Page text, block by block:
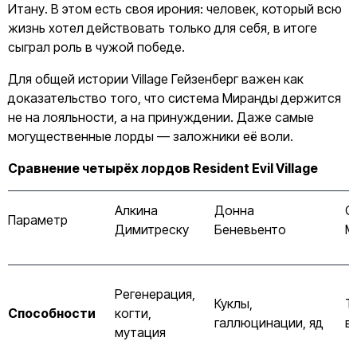
Итану. В этом есть своя ирония: человек, который всю
жизнь хотел действовать только для себя, в итоге
сыграл роль в чужой победе.
Для общей истории Village Гейзенберг важен как
доказательство того, что система Миранды держится
не на лояльности, а на принуждении. Даже самые
могущественные лорды — заложники её воли.
Сравнение четырёх лордов Resident Evil Village
Параметр
Алкина
Димитреску
Донна
Беневьенто
Способности
Регенерация,
когти,
мутация
Куклы,
галлюцинации, яд
в